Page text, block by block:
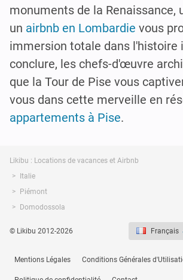
monuments de la Renaissance,
un airbnb en Lombardie vous
immersion totale dans l'histoire
conclure, les chefs-d'œuvre
que la Tour de Pise vous
vous dans cette merveille en
appartements à Pise.
Likibu : Locations de vacances et Airbnb
Italie
Piémont
Domodossola
© Likibu 2012-2026 Français
Mentions Légales Conditions Générales